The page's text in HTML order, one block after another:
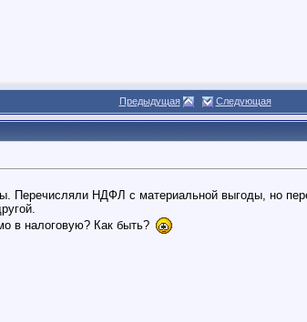
Предыдущая Следующая
Перечисляли НДФЛ с материальной выгоды, но
в налоговую? Как быть?